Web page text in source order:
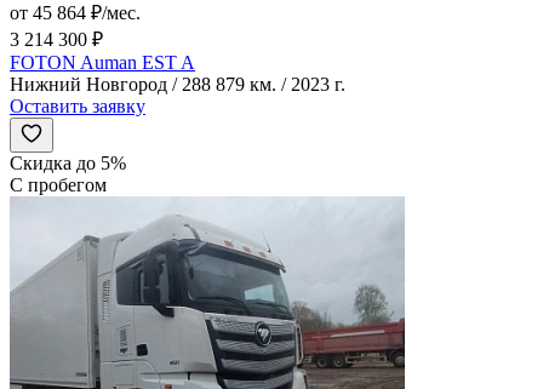
от 45 864 ₽/мес.
3 214 300 ₽
FOTON Auman EST A
Нижний Новгород / 288 879 км. / 2023 г.
Оставить заявку
Скидка до 5%
С пробегом